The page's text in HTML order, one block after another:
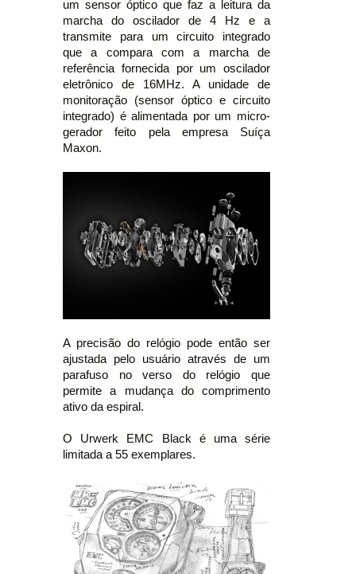
um sensor óptico que faz a leitura da
marcha do oscilador de 4 Hz e a
transmite para um circuito integrado
que a compara com a marcha de
referência fornecida por um oscilador
eletrônico de 16MHz. A unidade de
monitoração (sensor óptico e circuito
integrado) é alimentada por um micro-
gerador feito pela empresa Suíça
Maxon.
A precisão do relógio pode então ser
ajustada pelo usuário através de um
parafuso no verso do relógio que
permite a mudança do comprimento
ativo da espiral.
O Urwerk EMC Black é uma série
limitada a 55 exemplares.